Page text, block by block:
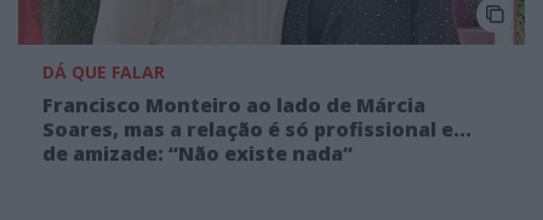
DÁ QUE FALAR
Francisco Monteiro ao lado de Márcia
Soares, mas a relação é só profissional e...
de amizade: “Não existe nada”